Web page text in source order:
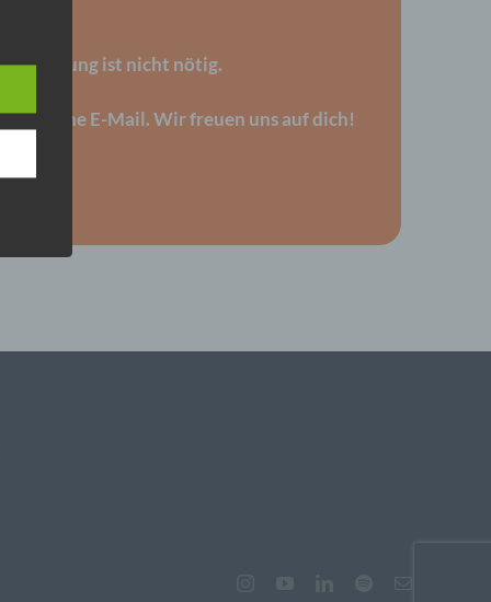
ist nicht nötig.
uns eine E-Mail. Wir freuen uns auf dich!